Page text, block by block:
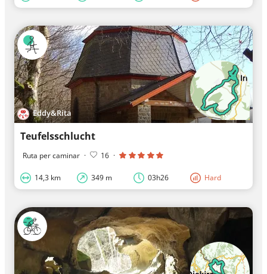
Eddy&Rita
Teufelsschlucht
Ruta per caminar · 16 ·
14,3 km 349 m 03h26 Hard